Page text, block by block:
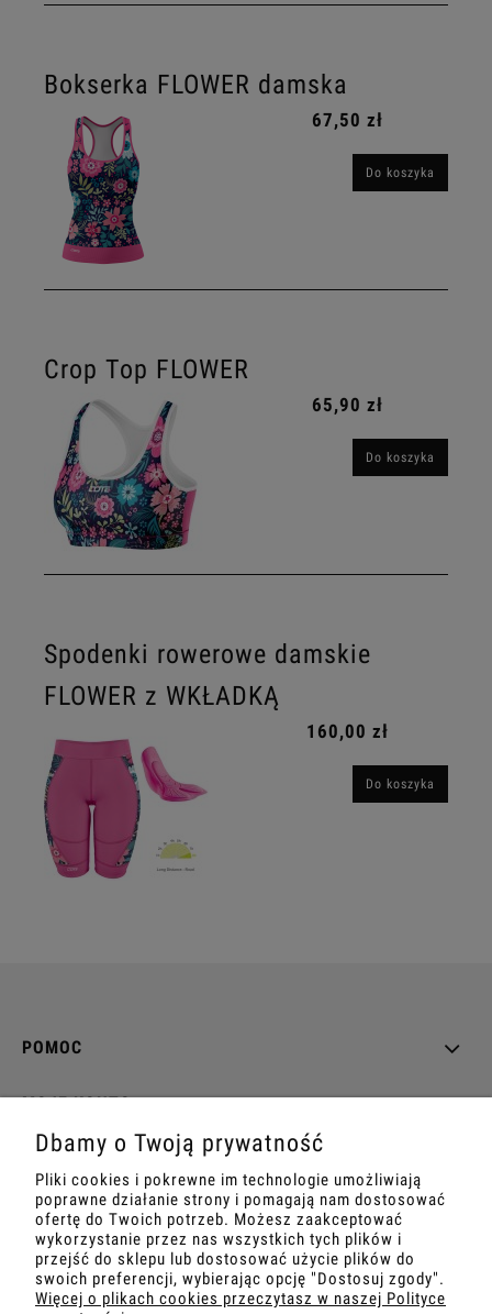
Bokserka FLOWER damska
67,50 zł
Do koszyka
Crop Top FLOWER
65,90 zł
Do koszyka
Spodenki rowerowe damskie
FLOWER z WKŁADKĄ
160,00 zł
Do koszyka
POMOC
MOJE KONTO
PŁATNOŚCI I DOSTAWA
INFORMACJE
O NAS
Dbamy o Twoją prywatność
Pliki cookies i pokrewne im technologie umożliwiają
poprawne działanie strony i pomagają nam dostosować
ofertę do Twoich potrzeb. Możesz zaakceptować
wykorzystanie przez nas wszystkich tych plików i
przejść do sklepu lub dostosować użycie plików do
swoich preferencji, wybierając opcję "Dostosuj zgody".
Więcej o plikach cookies przeczytasz w naszej Polityce